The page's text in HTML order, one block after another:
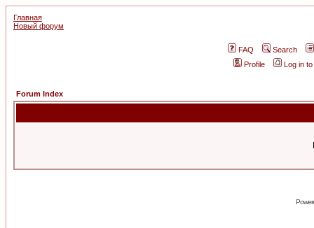
Главная
Новый форум
FAQ
Search
Profile
Log in
Forum Index